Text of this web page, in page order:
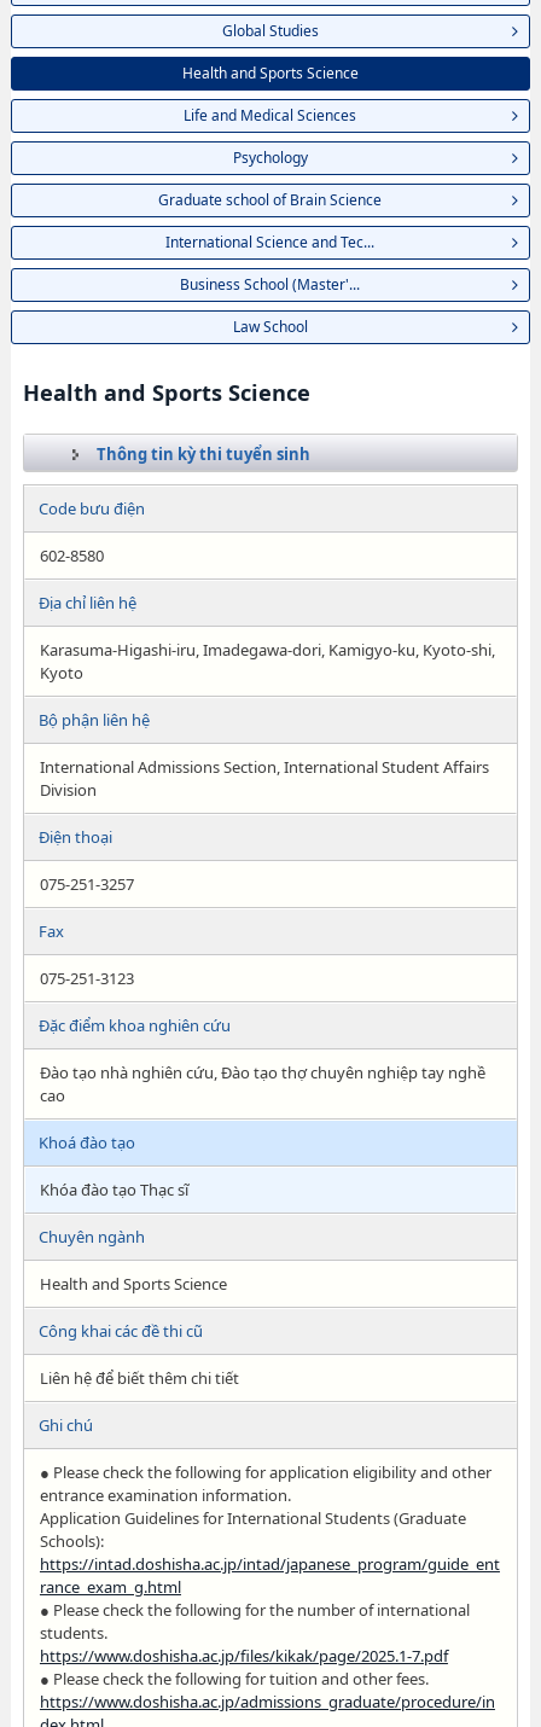
Global Studies
Health and Sports Science
Life and Medical Sciences
Psychology
Graduate school of Brain Science
International Science and Tec...
Business School (Master'...
Law School
Health and Sports Science
Thông tin kỳ thi tuyển sinh
Code bưu điện
602-8580
Địa chỉ liên hệ
Karasuma-Higashi-iru, Imadegawa-dori, Kamigyo-ku, Kyoto-shi,
Kyoto
Bộ phận liên hệ
International Admissions Section, International Student Affairs
Division
Điện thoại
075-251-3257
Fax
075-251-3123
Đặc điểm khoa nghiên cứu
Đào tạo nhà nghiên cứu, Đào tạo thợ chuyên nghiệp tay nghề
cao
Khoá đào tạo
Khóa đào tạo Thạc sĩ
Chuyên ngành
Health and Sports Science
Công khai các đề thi cũ
Liên hệ để biết thêm chi tiết
Ghi chú
● Please check the following for application eligibility and other
entrance examination information.
Application Guidelines for International Students (Graduate
Schools):
https://intad.doshisha.ac.jp/intad/japanese_program/guide_ent
rance_exam_g.html
● Please check the following for the number of international
students.
https://www.doshisha.ac.jp/files/kikak/page/2025.1-7.pdf
● Please check the following for tuition and other fees.
https://www.doshisha.ac.jp/admissions_graduate/procedure/in